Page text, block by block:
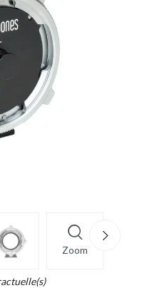
Zoom